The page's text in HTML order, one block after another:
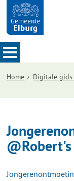
Home Digitale
@Robert's